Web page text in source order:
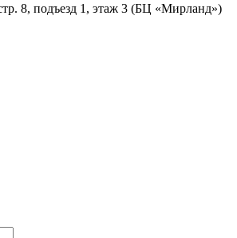
8, подъезд 1, этаж 3 (БЦ «Мирланд»)